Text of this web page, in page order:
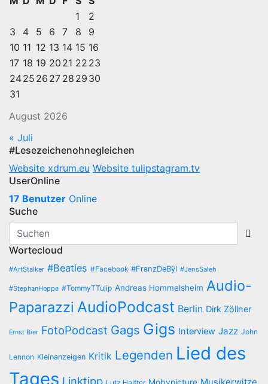
August 2026
1
2
3
4 5 6 7 8
9
10 11 12 13 14 15 16
17 18 19 20 21 22 23
2425 26 27 28 29 30
31
« Juli
#Lesezeichenohnegleichen
Website xdrum.eu Website tulipstagram.tv
UserOnline
17 Benutzer Online
Suche
Wortecloud
#ArtStalker #Beatles #Facebook #FranzDeBÿl #JensSaleh
#StephanHoppe #TommyTTulip Andreas Hommelsheim Audio-
Paparazzi AudioPodcast Berlin Dirk Zöllner
Ernst Bier FotoPodcast Gags Gigs Interview Jazz John
Lennon Kleinanzeigen Kritik Legenden Lied des
Tages Linktipp